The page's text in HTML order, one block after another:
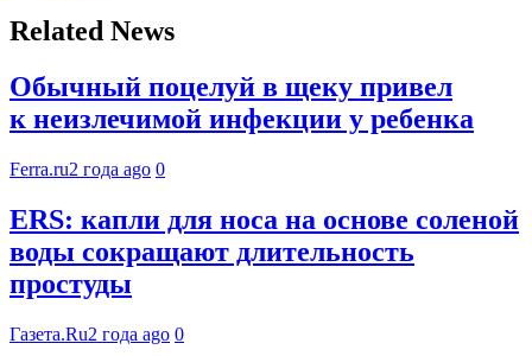
Related News
Обычный поцелуй в щеку привел
к неизлечимой инфекции у ребенка
Ferra.ru2 года ago 0
ERS: капли для носа на основе соленой
воды сокращают длительность
простуды
Газета.Ru2 года ago 0